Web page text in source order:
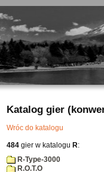
Katalog gier
Wróc do katalogu
484 gier w katalogu R:
R-Type-3000
R.O.T.O